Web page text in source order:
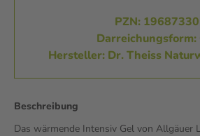
PZN: 19687330
Darreichungsform:
Hersteller: Dr. Theiss
Beschreibung
Das wärmende Intensiv Gel von Allgäuer